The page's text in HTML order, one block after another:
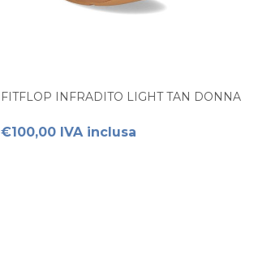
FITFLOP INFRADITO LIGHT TAN DONNA
€100,00 IVA inclusa